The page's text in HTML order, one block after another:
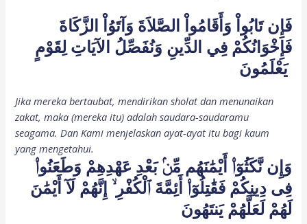
فَإِن تَابُواْ وَأَقَامُواْ الصَّلاَةَ وَآتَوُاْ الزَّكَاةَ
فَإِخْوَانُكُمْ فِي الدِّينِ وَنُفَصِّلُ الآيَاتِ لِقَوْمٍ
يَعْلَمُونَ
Jika mereka bertaubat, mendirikan sholat dan menunaikan
zakat, maka (mereka itu) adalah saudara-saudaramu
seagama. Dan Kami menjelaskan ayat-ayat itu bagi kaum
yang mengetahui.
وَإِن نَّكَثُوٓا۟ أَيْمَٰنَهُم مِّنۢ بَعْدِ عَهْدِهِمْ وَطَعَنُوا۟
فِى دِينِكُمْ فَقَٰتِلُوٓا۟ أَئِمَّةَ ٱلْكُفْرِ ۙ إِنَّهُمْ لَآ أَيْمَٰنَ
لَهُمْ لَعَلَّهُمْ يَنتَهُونَ